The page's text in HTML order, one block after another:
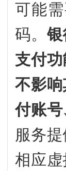
可能
码。
支付
不影
付账
服务
相应